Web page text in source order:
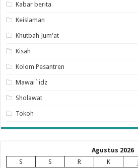
Kabar berita
Keislaman
Khutbah Jum'at
Kisah
Kolom Pesantren
Mawai`idz
Sholawat
Tokoh
Agustus 2026
S
S R K J